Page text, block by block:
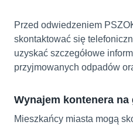
Przed odwiedzeniem
skontaktować się
uzyskać szczegółowe
przyjmowanych odpadów
Wynajem kontenera
Mieszkańcy miasta mogą